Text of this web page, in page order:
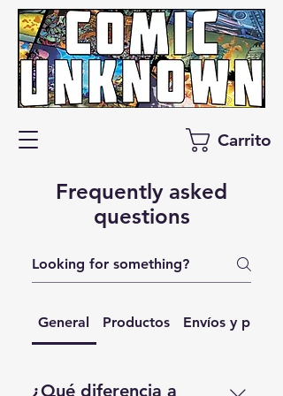
Carrito
Frequently asked
questions
General Productos Envíos y
¿Qué diferencia a